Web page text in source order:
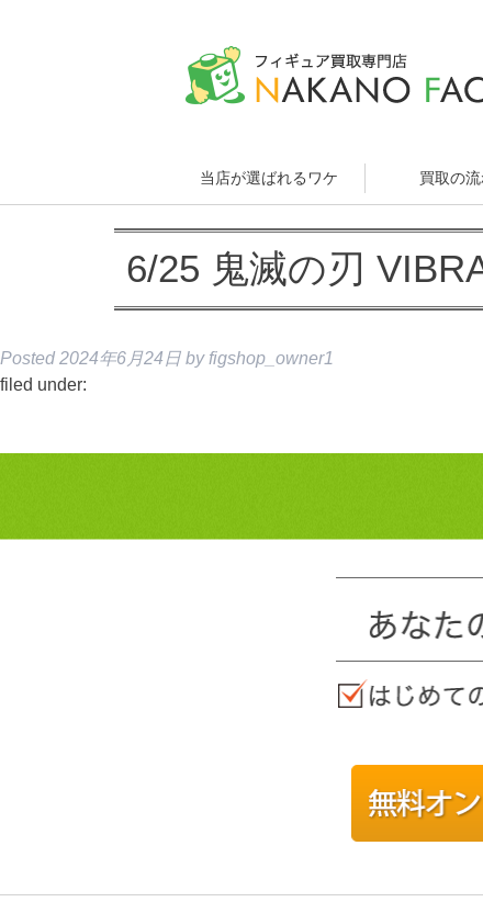
当店が選ばれるワケ 買取の
6/25 鬼滅の刃
Posted 2024年6月24日 by figshop_owner1
filed under: